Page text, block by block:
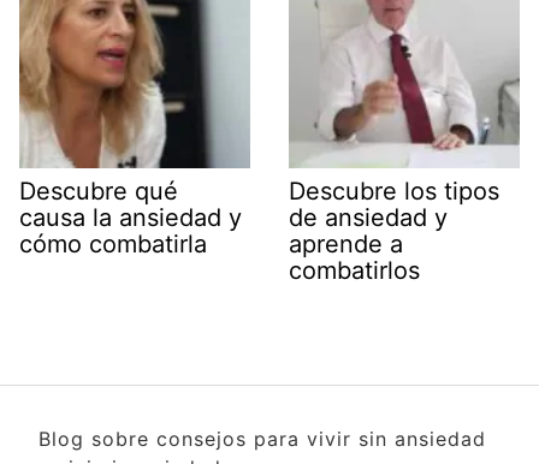
Descubre qué
causa la ansiedad y
cómo combatirla
Descubre los tipos
de ansiedad y
aprende a
combatirlos
Blog sobre consejos para vivir sin ansiedad